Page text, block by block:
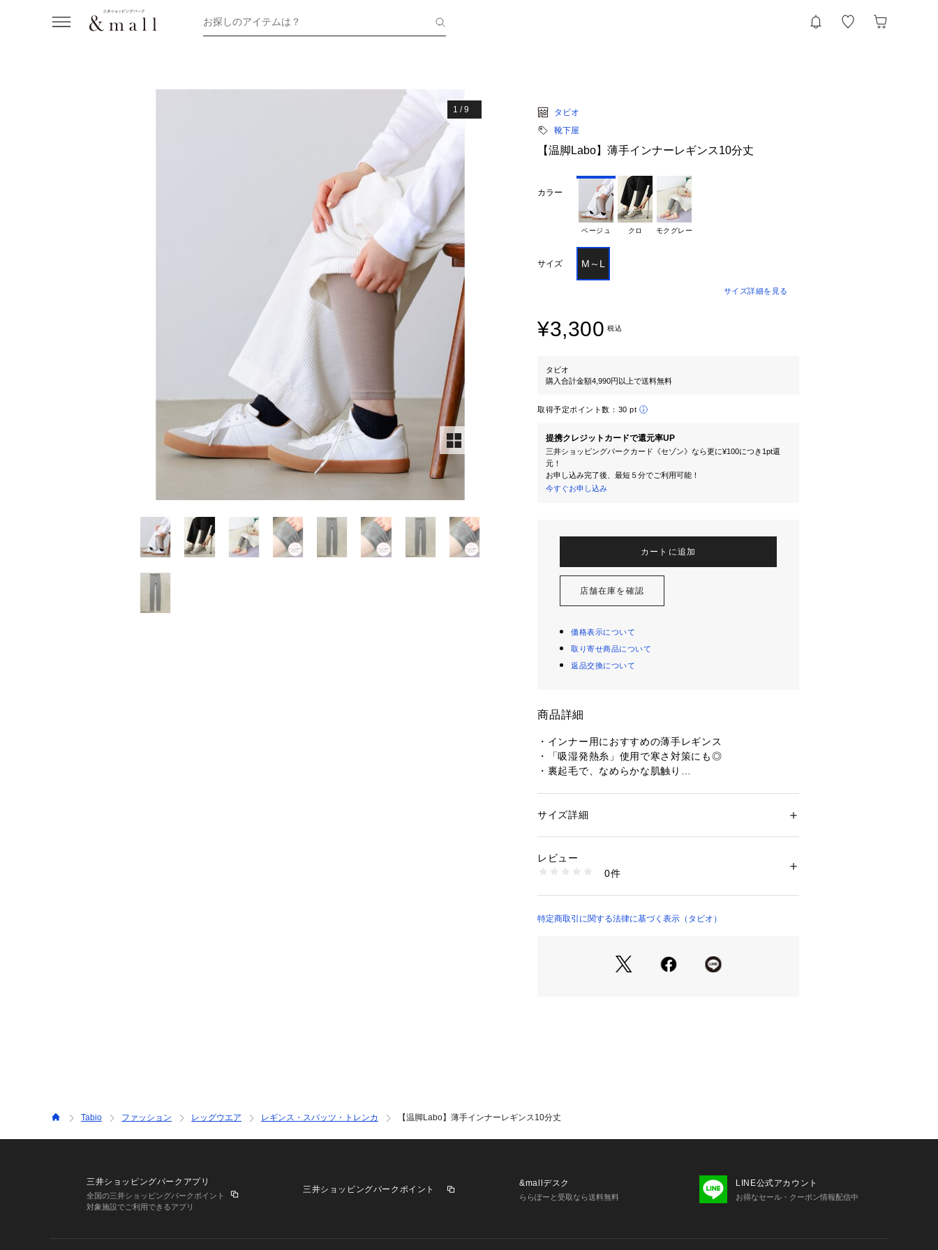
お探しのアイテムは？
1 /9
タビオ
靴下屋
【温脚Labo】薄手インナーレギンス10分丈
カラー
ベージュ クロ モクグレー
サイズ M～L
サイズ詳細を見る
¥3,300 税込
タビオ
購入合計金額4,990円以上で送料無料
取得予定ポイント数： 30 pt
提携クレジットカードで還元率UP
三井ショッピングパークカード《セゾン》なら更に¥100につき1pt還
元！
お申し込み完了後、最短５分でご利用可能！
今すぐお申し込み
カートに追加
店舗在庫を確認
価格表示について
取り寄せ商品について
返品交換について
商品詳細
・インナー用におすすめの薄手レギンス
・「吸湿発熱糸」使用で寒さ対策にも◎
・裏起毛で、なめらかな肌触り
吸湿発熱糸を交編で編んだレギンスです。
薄手生地なのに保温性に優れているため、
性別：レディース
2% ポリウレタン3%
051850023 （ショップ）
サイズ詳細
レビュー
0件
特定商取引に関する法律に基づく表示（タビオ）
Tabio ファッション レッグウエア レギンス・スパッツ・トレンカ 【温脚Labo】薄手インナーレギンス10分丈
三井ショッピングパークアプリ
全国の三井ショッピングパークポイント
対象施設でご利用できるアプリ
三井ショッピングパークポイント
&mallデスク
ららぽーと受取なら送料無料
LINE公式アカウント
お得なセール・クーポン情報配信中